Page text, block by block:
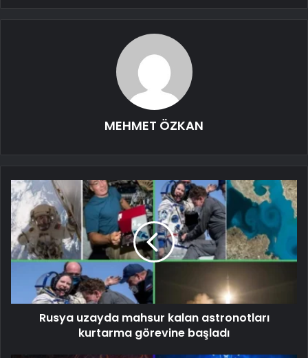
MEHMET ÖZKAN
Rusya uzayda mahsur kalan astronotları
kurtarma görevine başladı